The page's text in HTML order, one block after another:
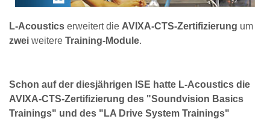
L-Acoustics erweitert die AVIXA-CTS-Zertifizierung um
zwei weitere Training-Module.
Schon auf der diesjährigen ISE hatte L-Acoustics die
AVIXA-CTS-Zertifizierung des "Soundvision Basics
Trainings" und des "LA Drive System Trainings"